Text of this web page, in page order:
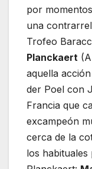
por
una
Trofeo
Planckaert
aquella
der Poel con
Francia que
excampeón
cerca de la
los habituales